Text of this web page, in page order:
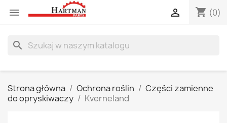
 shopping_cart (0)

search
Strona główna Ochrona roślin
Części zamienne
do opryskiwaczy
Kverneland